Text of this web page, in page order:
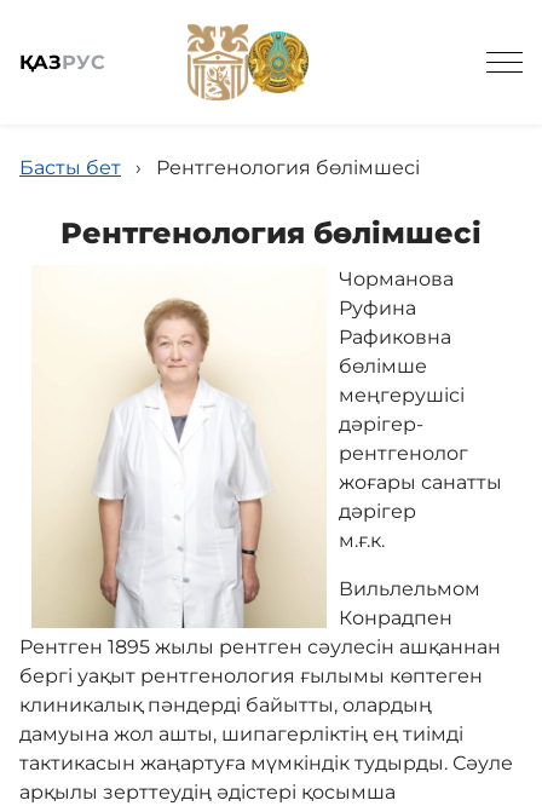
ҚАЗРУС
Поликлиника
Диагностика
Терапия
Медициналық туризм
Хирургия
Ақылы қызметтер
Басты бет › Рентгенология бөлімшесі
Рентгенология бөлімшесі
Чорманова
Руфина
Рафиковна
бөлімше
меңгерушісі
дәрігер-
рентгенолог
жоғары санатты
дәрігер
м.ғ.к.
Вильлельмом
Конрадпен
Рентген 1895 жылы рентген сәулесін ашқаннан
бергі уақыт рентгенология ғылымы көптеген
клиникалық пәндерді байытты, олардың
дамуына жол ашты, шипагерліктің ең тиімді
тактикасын жаңартуға мүмкіндік тудырды. Сәуле
арқылы зерттеудің әдістері қосымша